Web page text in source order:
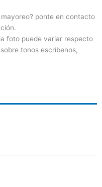
ponte en contacto
foto puede variar respecto
tonos escríbenos,